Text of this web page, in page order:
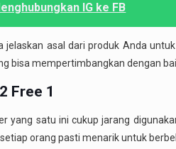
IG ke FB
jelaskan asal dari produk Anda
bisa mempertimbangkan dengan
Free 1
yang satu ini cukup jarang
orang pasti menarik untuk